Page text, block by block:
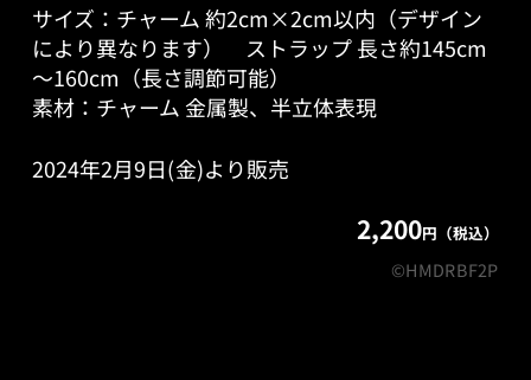
サイズ：チャーム 約2cm×2cm以内（デザイン
により異なります） ストラップ 長さ約145cm
～160cm（長さ調節可能）
素材：チャーム 金属製、半立体表現
2024年2月9日(金)より販売
2,200円（税込）
©HMDRBF2P